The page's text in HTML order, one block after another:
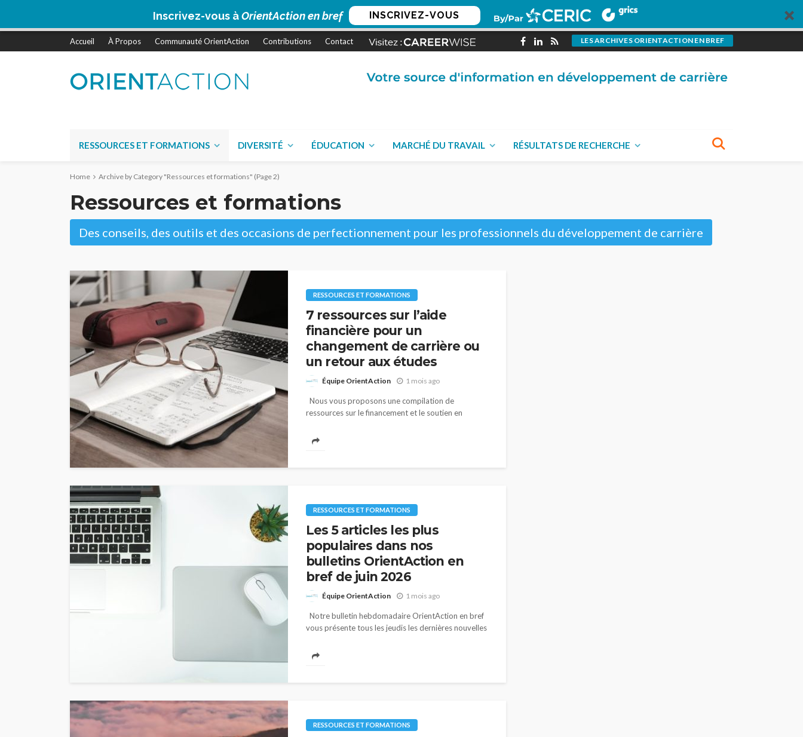
Inscrivez-vous àOrientAction en bref INSCRIVEZ-VOUS
Accueil À Propos Communauté OrientAction Contributions Contact LES ARCHIVES ORIENTACTION EN BREF
RESSOURCES ET FORMATIONS DIVERSITÉ ÉDUCATION MARCHÉ DU TRAVAIL RÉSULTATS DE RECHERCHE
Home Archive by Category "Ressources et formations" (Page 2)
Ressources et formations
Des conseils, des outils et des occasions de perfectionnement pour les professionnels du développement de carrière
RESSOURCES ET FORMATIONS
7 ressources sur l’aide
financière pour un
changement de carrière ou
un retour aux études
Équipe OrientAction 1 mois ago
Nous vous proposons une compilation de
ressources sur le financement et le soutien en
retour aux études. Crédit canadien pour la
RESSOURCES ET FORMATIONS
Les 5 articles les plus
populaires dans nos
bulletins OrientAction en
bref de juin 2026
Équipe OrientAction 1 mois ago
Notre bulletin hebdomadaire OrientAction en bref
vous présente tous les jeudis les dernières nouvelles
connaissances et de vous faire économiser du...
RESSOURCES ET FORMATIONS
DEVENEZ UN CONTRIBUTEUR
rédiger des billets
pour OrientAction?